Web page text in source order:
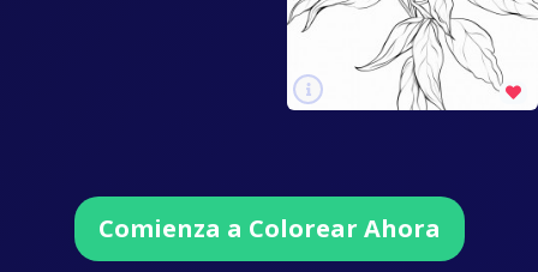
Comienza a Colorear Ahora